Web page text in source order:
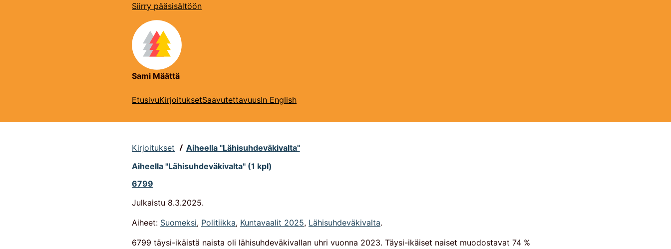
Siirry pääsisältöön
Sami Määttä
EtusivuKirjoituksetSaavutettavuusIn English
Kirjoitukset
Aiheella "Lähisuhdeväkivalta"
Aiheella "Lähisuhdeväkivalta" (1 kpl)
6799
Julkaistu 8.3.2025.
Aiheet: Suomeksi, Politiikka, Kuntavaalit 2025, Lähisuhdeväkivalta.
6799 täysi-ikäistä naista oli lähisuhdeväkivallan uhri vuonna 2023. Täysi-ikäiset naiset muodostavat 74 %